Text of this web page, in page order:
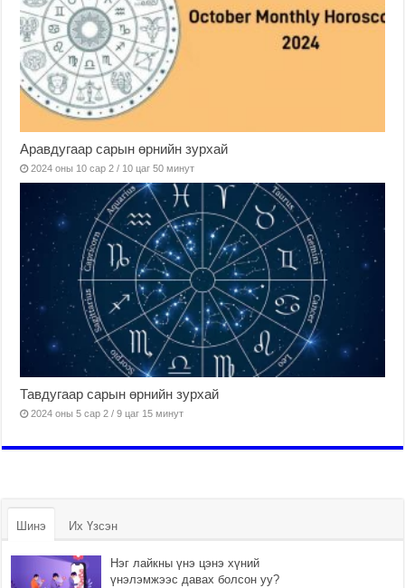
Аравдугаар сарын өрнийн зурхай
2024 оны 10 сар 2 / 10 цаг 50 минут
Тавдугаар сарын өрнийн зурхай
2024 оны 5 сар 2 / 9 цаг 15 минут
Шинэ Их Үзсэн
Нэг лайкны үнэ цэнэ хүний
үнэлэмжээс давах болсон уу?